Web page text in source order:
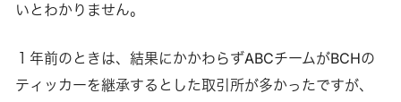
いとわかりません。
１年前のときは、結果にかかわらずABCチームがBCHの
ティッカーを継承するとした取引所が多かったですが、